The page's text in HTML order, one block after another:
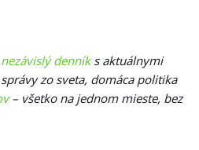
nezávislý denníks aktuálnymi
zo sveta, domáca politika
– všetko na jednom mieste, bez